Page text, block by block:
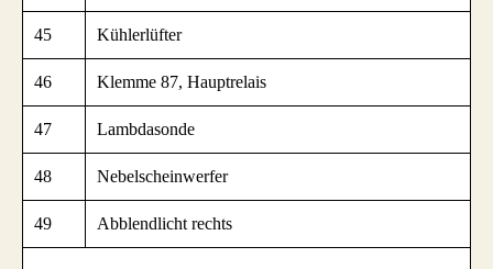
45 Kühlerlüfter
46 Klemme 87, Hauptrelais
47 Lambdasonde
48 Nebelscheinwerfer
49 Abblendlicht rechts